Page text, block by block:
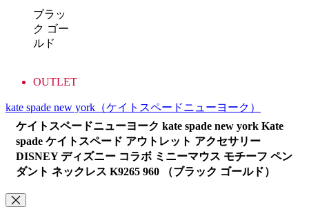
ブラッ
ク ゴー
ルド
OUTLET
kate spade new york （ケイトスペードニューヨーク）
ケイトスペードニューヨーク kate spade new york Kate
spade ケイトスペード アウトレット アクセサリー
DISNEY ディズニー コラボ ミニーマウス モチーフ ペン
ダント ネックレス K9265 960 （ブラック ゴールド）